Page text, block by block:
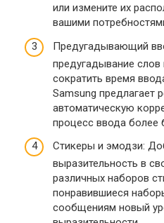
или измените их
вашими
Предугадывающий
предугадывание слов
сократить время
Samsung предлагает
автоматическую
процесс ввода более
Стикеры и эмодзи:
выразительность в
различных наборов
понравившиеся
сообщениям новый